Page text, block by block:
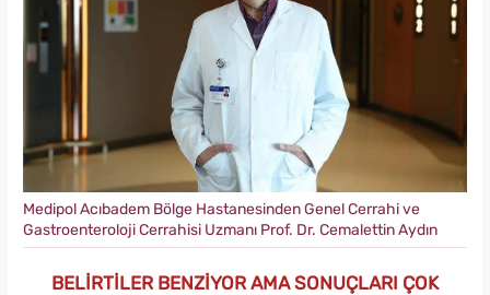
Medipol Acıbadem Bölge Hastanesinden Genel Cerrahi ve
Gastroenteroloji Cerrahisi Uzmanı Prof. Dr. Cemalettin Aydın
BELİRTİLER BENZİYOR AMA SONUÇLARI ÇOK